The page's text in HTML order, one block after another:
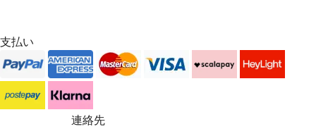
支払い
連絡先